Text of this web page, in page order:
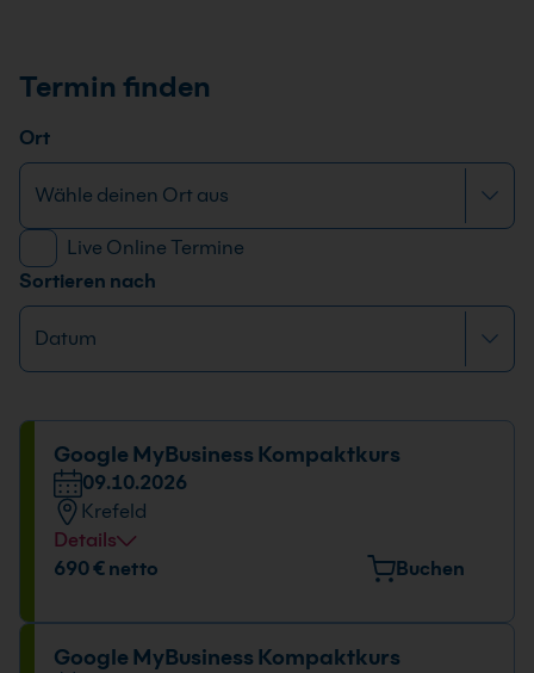
Termin finden
Ort
Live Online Termine
Sortieren nach
Google MyBusiness Kompaktkurs
09.10.2026
Krefeld
Details
Veranstaltungsort
Datum und Uhrzeit
690 € netto Buchen
Google MyBusiness Kompaktkurs